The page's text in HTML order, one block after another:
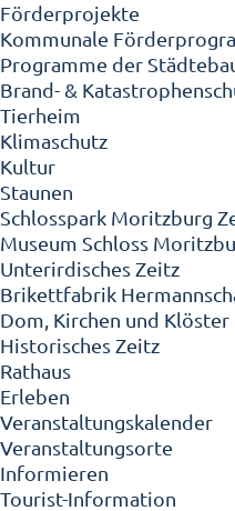
Förderprojekte
Kommunale
Programme der
Brand- &
Tierheim
Klimaschutz
Kultur
Staunen
Schlosspark Moritzburg
Museum Schloss
Unterirdisches Zeitz
Brikettfabrik
Dom, Kirchen und Klöster
Historisches Zeitz
Rathaus
Erleben
Veranstaltungskalender
Veranstaltungsorte
Informieren
Tourist-Information